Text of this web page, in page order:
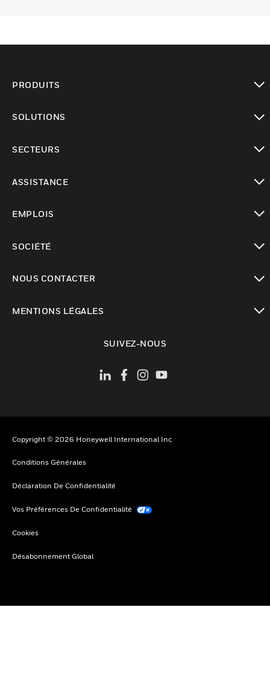
PRODUITS
SOLUTIONS
SECTEURS
ASSISTANCE
EMPLOIS
SOCIÉTÉ
NOUS CONTACTER
MENTIONS LÉGALES
SUIVEZ-NOUS
Copyright © 2026 Honeywell International Inc.
Conditions Générales
Déclaration De Confidentialité
Vos Préférences De Confidentialité
Cookies
Désabonnement Global